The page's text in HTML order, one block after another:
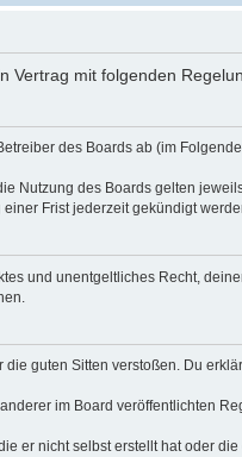
Vertrag mit folgenden
des Boards ab (im
Nutzung des Boards gelten
Frist jederzeit gekündigt
und unentgeltliches Recht,
guten Sitten verstoßen. Du
im Board veröffentlichten
er nicht selbst erstellt hat oder